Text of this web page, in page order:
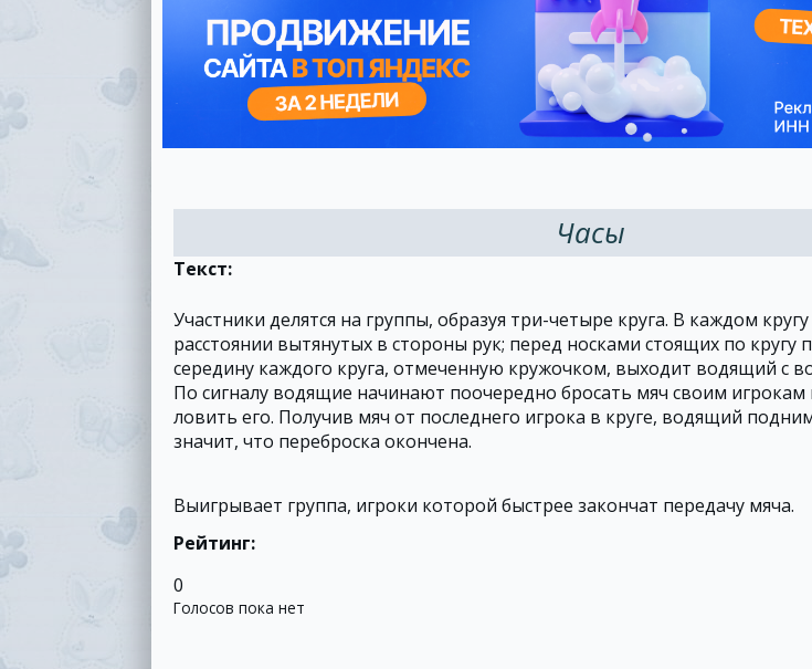
Часы
Текст:
Участники делятся на группы, образуя три-четыре круга. В каждом
расстоянии вытянутых в стороны рук; перед носками стоящих по кругу
середину каждого круга, отмеченную кружочком, выходит водящий с
По сигналу водящие начинают поочередно бросать мяч своим игрокам
ловить его. Получив мяч от последнего игрока в круге, водящий
значит, что переброска окончена.
Выигрывает группа, игроки которой быстрее закончат передачу мяча.
Рейтинг:
0
Голосов пока нет